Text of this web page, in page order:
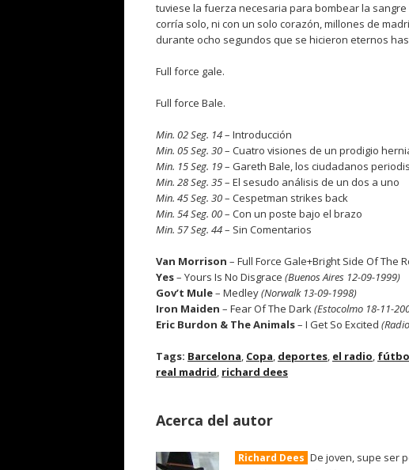
tuviese la fuerza necesaria para bombear la
corría solo, ni con un solo corazón, millones de
durante ocho segundos que se hicieron eternos
Full force gale.
Full force Bale.
Min. 02 Seg. 14– Introducción
Min. 05 Seg. 30– Cuatro visiones de un prodigio
Min. 15 Seg. 19– Gareth Bale, los ciudadanos
Min. 28 Seg. 35– El sesudo análisis de un dos a uno
Min. 45 Seg. 30– Cespetman strikes back
Min. 54 Seg. 00– Con un poste bajo el brazo
Min. 57 Seg. 44– Sin Comentarios
Van Morrison – Full Force Gale+Bright Side Of The
Yes– Yours Is No Disgrace (Buenos Aires 12-09-1999)
Gov’t Mule– Medley(Norwalk 13-09-1998)
Iron Maiden – Fear Of The Dark(Estocolmo 18-11-
Eric Burdon & The Animals– I Get So Excited
Tags: Barcelona, Copa, deportes, el radio,
real madrid, richard dees
Acerca del autor
Richard Dees De joven, supe ser